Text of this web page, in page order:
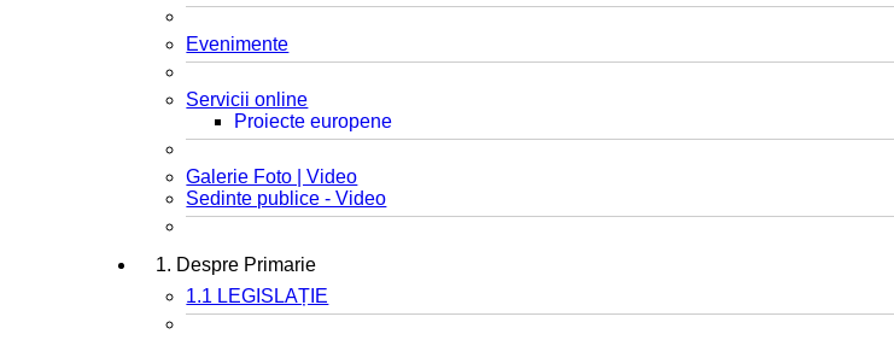
Evenimente
Servicii online
Proiecte europene
Galerie Foto | Video
Sedinte publice - Video
1. Despre Primarie
1.1 LEGISLAȚIE